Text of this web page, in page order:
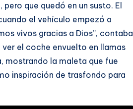
que quedó en un susto. El
el vehículo empezó a
vivos gracias a Dios”, contaba
ver el coche envuelto en llamas
mostrando la maleta que fue
inspiración de trasfondo para